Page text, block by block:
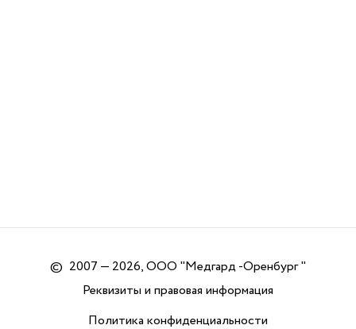
© 2007 — 2026, ООО "Медгард -Оренбург "
Реквизиты и правовая информация
Политика конфиденциальности